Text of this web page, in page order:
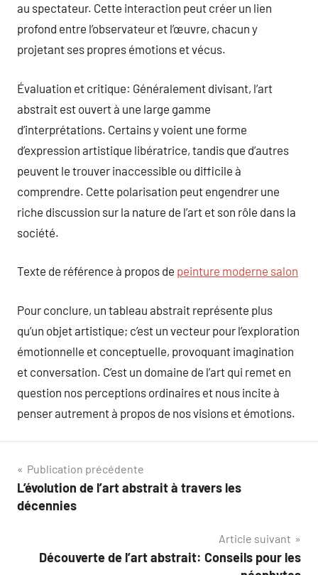
au spectateur. Cette interaction peut créer un lien
profond entre l’observateur et l’œuvre, chacun y
projetant ses propres émotions et vécus.
Évaluation et critique: Généralement divisant, l’art
abstrait est ouvert à une large gamme
d’interprétations. Certains y voient une forme
d’expression artistique libératrice, tandis que d’autres
peuvent le trouver inaccessible ou difficile à
comprendre. Cette polarisation peut engendrer une
riche discussion sur la nature de l’art et son rôle dans la
société.
Texte de référence à propos de peinture moderne salon
Pour conclure, un tableau abstrait représente plus
qu’un objet artistique; c’est un vecteur pour l’exploration
émotionnelle et conceptuelle, provoquant imagination
et conversation. C’est un domaine de l’art qui remet en
question nos perceptions ordinaires et nous incite à
penser autrement à propos de nos visions et émotions.
Navigation
de
Publication précédente
L’évolution de l’art abstrait à travers les
décennies
Article suivant
Découverte de l’art abstrait: Conseils pour les